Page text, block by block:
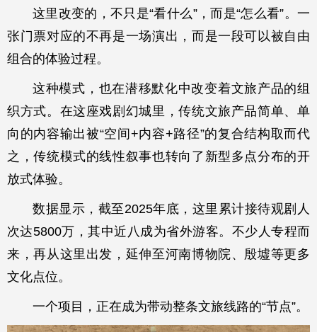
这里改变的，不只是“看什么”，而是“怎么看”。一
张门票对应的不再是一场演出，而是一段可以被自由
组合的体验过程。
这种模式，也在潜移默化中改变着文旅产品的组
织方式。在这座戏剧幻城里，传统文旅产品简单、单
向的内容输出被“空间+内容+路径”的复合结构取而代
之，传统模式的线性叙事也转向了新型多点分布的开
放式体验。
数据显示，截至2025年底，这里累计接待观剧人
次达5800万，其中近八成为省外游客。不少人专程而
来，再从这里出发，延伸至河南博物院、殷墟等更多
文化点位。
一个项目，正在成为带动整条文旅线路的“节点”。